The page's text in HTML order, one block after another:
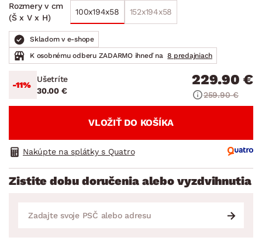
Rozmery v cm
(Š x V x H)
100x194x58 152x194x58
Skladom v e-shope
K osobnému odberu ZADARMO ihneď na 8 predajniach
-11%
Ušetríte
30.00 €
229.90 €
259.90 €
VLOŽIŤ DO KOŠÍKA
Nakúpte na splátky s Quatro
Zistite dobu doručenia alebo vyzdvihnutia